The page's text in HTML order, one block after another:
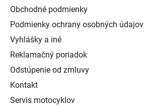
Obchodné podmienky
Podmienky ochrany osobných údajov
Vyhlášky a iné
Reklamačný poriadok
Odstúpenie od zmluvy
Kontakt
Servis motocyklov